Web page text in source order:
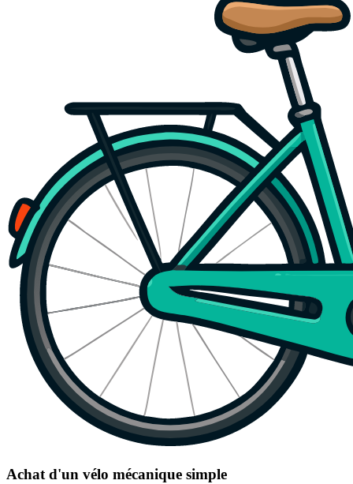
Achat d'un vélo mécanique simple